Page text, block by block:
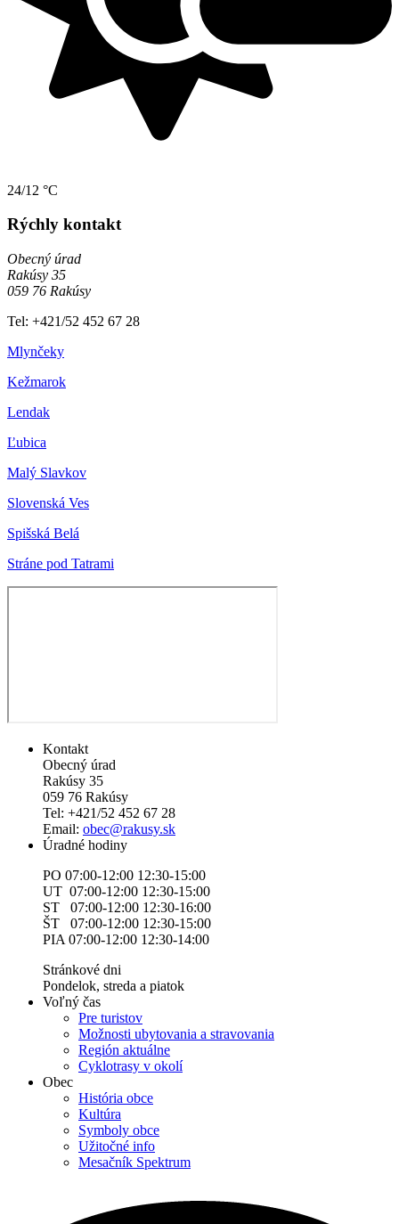
24/12 °C
Rýchly kontakt
Obecný úrad
Rakúsy 35
059 76 Rakúsy
Tel: +421/52 452 67 28
Mlynčeky
Kežmarok
Lendak
Ľubica
Malý Slavkov
Slovenská Ves
Spišská Belá
Stráne pod Tatrami
Kontakt
Obecný úrad
Rakúsy 35
059 76 Rakúsy
Tel: +421/52 452 67 28
Email: obec@rakusy.sk
Úradné hodiny
PO 07:00-12:00 12:30-15:00
UT 07:00-12:00 12:30-15:00
ST 07:00-12:00 12:30-16:00
ŠT 07:00-12:00 12:30-15:00
PIA 07:00-12:00 12:30-14:00
Stránkové dni
Pondelok, streda a piatok
Voľný čas
Pre turistov
Možnosti ubytovania a stravovania
Región aktuálne
Cyklotrasy v okolí
Obec
História obce
Kultúra
Symboly obce
Užitočné info
Mesačník Spektrum